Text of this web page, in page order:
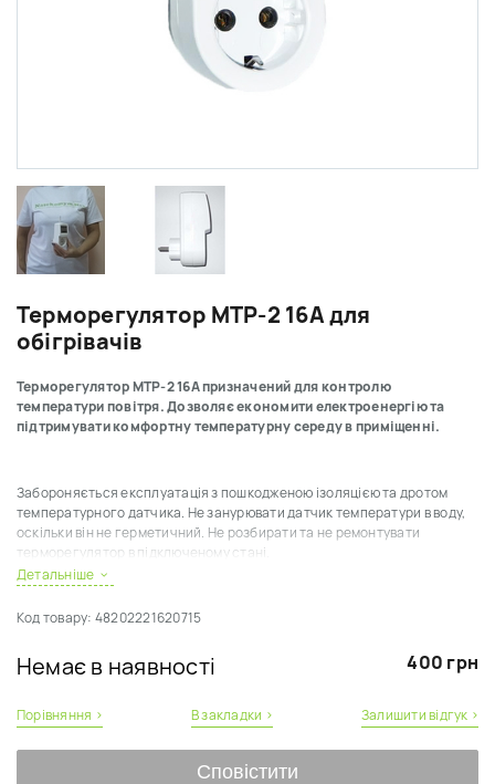
Терморегулятор МТР-2 16А для
обігрівачів
Терморегулятор МТР-2 16А призначений для контролю
температури повітря. Дозволяє економити електроенергію та
підтримувати комфортну температурну середу в приміщенні.
Забороняється експлуатація з пошкодженою ізоляцією та дротом
температурного датчика. Не занурювати датчик температури в воду,
оскільки він не герметичний. Не розбирати та не ремонтувати
терморегулятор в підключеному стані.
Детальніше
Код товару: 48202221620715
Немає в наявності 400 грн
Порівняння › В закладки › Залишити відгук ›
Сповістити